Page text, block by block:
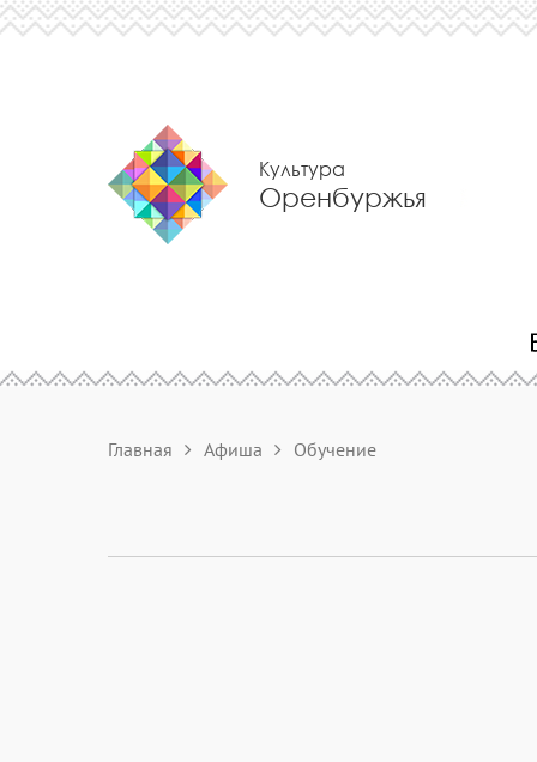
Культура
Оренбуржья
Главная Афиша Обучение